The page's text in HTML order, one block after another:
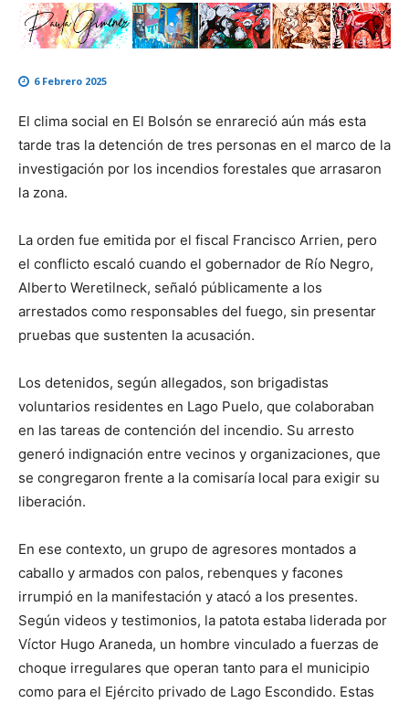
6 Febrero 2025
El clima social en El Bolsón se enrareció aún más esta
tarde tras la detención de tres personas en el marco de la
investigación por los incendios forestales que arrasaron
la zona.
La orden fue emitida por el fiscal Francisco Arrien, pero
el conflicto escaló cuando el gobernador de Río Negro,
Alberto Weretilneck, señaló públicamente a los
arrestados como responsables del fuego, sin presentar
pruebas que sustenten la acusación.
Los detenidos, según allegados, son brigadistas
voluntarios residentes en Lago Puelo, que colaboraban
en las tareas de contención del incendio. Su arresto
generó indignación entre vecinos y organizaciones, que
se congregaron frente a la comisaría local para exigir su
liberación.
En ese contexto, un grupo de agresores montados a
caballo y armados con palos, rebenques y facones
irrumpió en la manifestación y atacó a los presentes.
Según videos y testimonios, la patota estaba liderada por
Víctor Hugo Araneda, un hombre vinculado a fuerzas de
choque irregulares que operan tanto para el municipio
como para el Ejército privado de Lago Escondido. Estas